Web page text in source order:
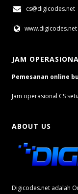
cs@digicodes.net
www.digicodes.net
JAM
Pemesanan online
Jam operasional CS
ABOUT US
Digicodes.net adalah